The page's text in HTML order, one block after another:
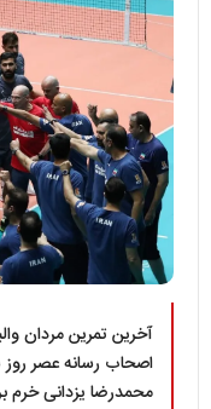
آخرین تمرین مردان
اصحاب رسانه عصر روز
محمدرضا یزدانی خرم